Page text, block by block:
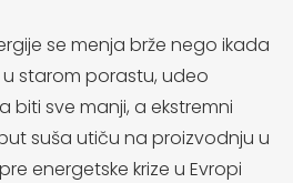
se menja brže nego ikada
starom porastu, udeo
biti sve manji, a ekstremni
suša utiču na proizvodnju u
energetske krize u Evropi